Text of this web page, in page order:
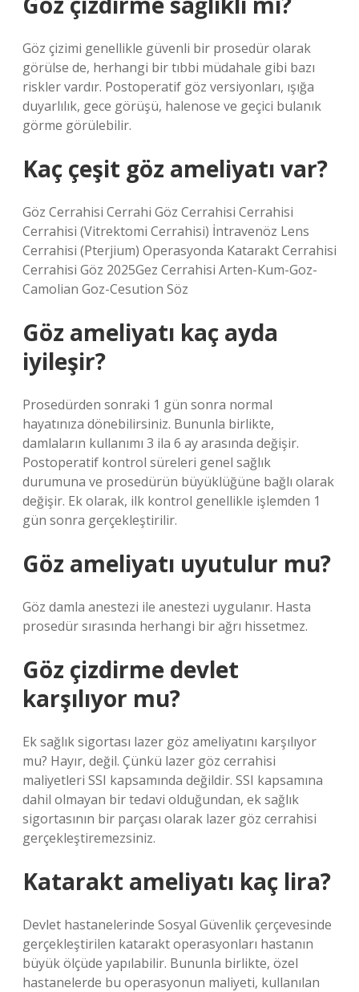
Göz çizimi genellikle güvenli bir prosedür olarak
görülse de, herhangi bir tıbbi müdahale gibi bazı
riskler vardır. Postoperatif göz versiyonları, ışığa
duyarlılık, gece görüşü, halenose ve geçici bulanık
görme görülebilir.
Kaç çeşit göz ameliyatı var?
Göz Cerrahisi Cerrahi Göz Cerrahisi Cerrahisi
Cerrahisi (Vitrektomi Cerrahisi) İntravenöz Lens
Cerrahisi (Pterjium) Operasyonda Katarakt Cerrahisi
Cerrahisi Göz 2025Gez Cerrahisi Arten-Kum-Goz-
Camolian Goz-Cesution Söz
Göz ameliyatı kaç ayda
iyileşir?
Prosedürden sonraki 1 gün sonra normal
hayatınıza dönebilirsiniz. Bununla birlikte,
damlaların kullanımı 3 ila 6 ay arasında değişir.
Postoperatif kontrol süreleri genel sağlık
durumuna ve prosedürün büyüklüğüne bağlı olarak
değişir. Ek olarak, ilk kontrol genellikle işlemden 1
gün sonra gerçekleştirilir.
Göz ameliyatı uyutulur mu?
Göz damla anestezi ile anestezi uygulanır. Hasta
prosedür sırasında herhangi bir ağrı hissetmez.
Göz çizdirme devlet
karşılıyor mu?
Ek sağlık sigortası lazer göz ameliyatını karşılıyor
mu? Hayır, değil. Çünkü lazer göz cerrahisi
maliyetleri SSI kapsamında değildir. SSI kapsamına
dahil olmayan bir tedavi olduğundan, ek sağlık
sigortasının bir parçası olarak lazer göz cerrahisi
gerçekleştiremezsiniz.
Katarakt ameliyatı kaç lira?
Devlet hastanelerinde Sosyal Güvenlik çerçevesinde
gerçekleştirilen katarakt operasyonları hastanın
büyük ölçüde yapılabilir. Bununla birlikte, özel
hastanelerde bu operasyonun maliyeti, kullanılan